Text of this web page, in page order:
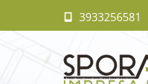
3933256581